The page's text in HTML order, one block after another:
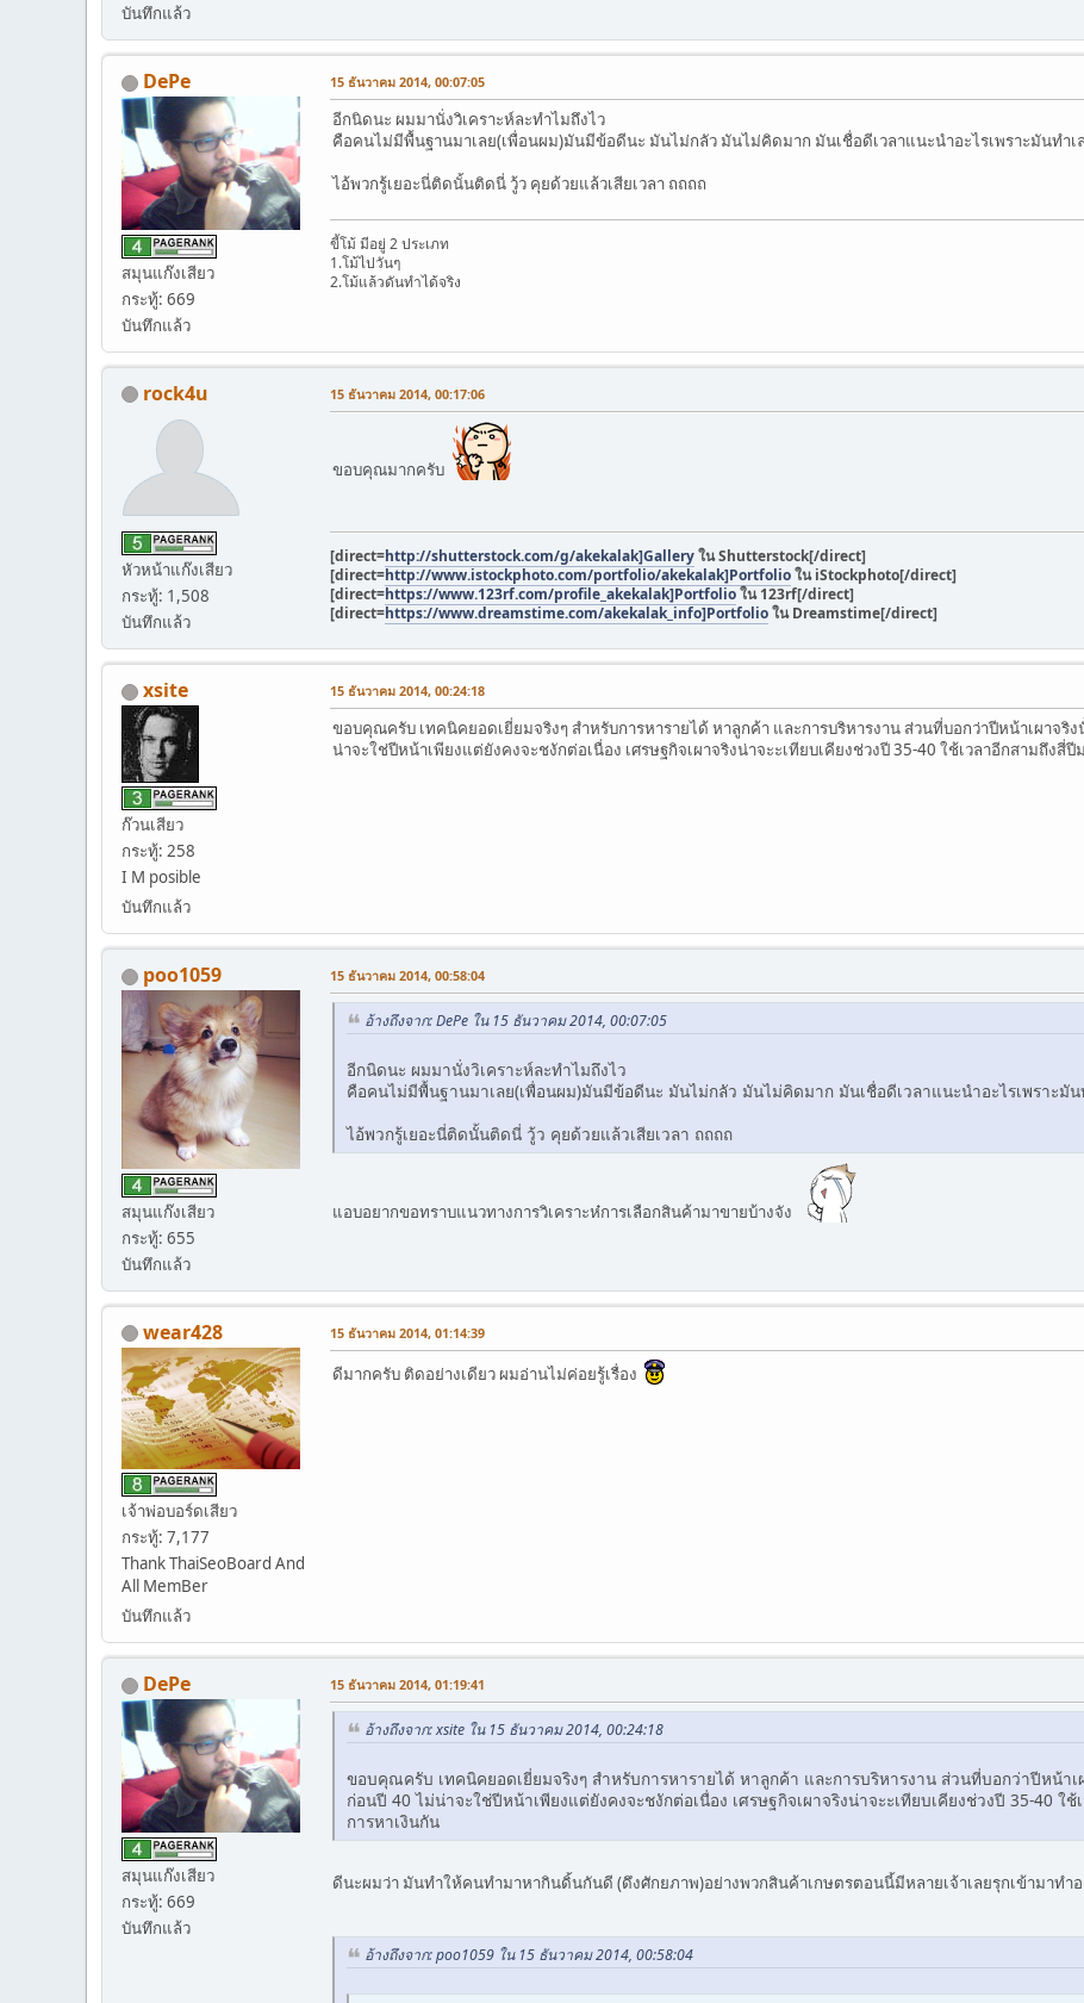
บันทึกแล้ว
DePe
สมุนแก๊งเสียว
กระทู้: 669
บันทึกแล้ว
15 ธันวาคม 2014, 00:07:05
อีกนิดนะ ผมมานั่งวิเคราะห์ละทำไมถึงไว
คือคนไม่มีพื้นฐานมาเลย(เพื่อนผม)มันมีข้อดีนะ มันไม่กลัว มันไม่คิดมาก มันเชื่อดีเวลาแนะนำอะไรเพราะมันทำเ
ไอ้พวกรู้เยอะนี่ติดนั้นติดนี่ วู้ว คุยด้วยแล้วเสียเวลา ถถถถ
ขี้โม้ มีอยู่ 2 ประเภท
1.โม้ไปวันๆ
2.โม้แล้วดันทำได้จริง
rock4u
หัวหน้าแก๊งเสียว
กระทู้: 1,508
บันทึกแล้ว
15 ธันวาคม 2014, 00:17:06
ขอบคุณมากครับ
[direct=http://shutterstock.com/g/akekalak]Galleryใน Shutterstock[/direct]
[direct=http://www.istockphoto.com/portfolio/akekalak]Portfolioใน iStockphoto[/direct]
[direct=https://www.123rf.com/profile_akekalak]Portfolioใน 123rf[/direct]
[direct=https://www.dreamstime.com/akekalak_info]Portfolioใน Dreamstime[/direct]
xsite
ก๊วนเสียว
กระทู้: 258
I M posible
บันทึกแล้ว
15 ธันวาคม 2014, 00:24:18
ขอบคุณครับ เทคนิคยอดเยี่ยมจริงๆ สำหรับการหารายได้ หาลูกค้า และการบริหารงาน ส่วนที่บอกว่าปีหน้าเผาจ
น่าจะใช่ปีหน้าเพียงแต่ยังคงจะชงักต่อเนื่อง เศรษฐกิจเผาจริงน่าจะะเทียบเคียงช่วงปี 35-40 ใช้เวลาอีกสามถึงสี่
poo1059
สมุนแก๊งเสียว
กระทู้: 655
บันทึกแล้ว
15 ธันวาคม 2014, 00:58:04
อ้างถึงจาก: DePe ใน 15 ธันวาคม 2014, 00:07:05
อีกนิดนะ ผมมานั่งวิเคราะห์ละทำไมถึงไว
คือคนไม่มีพื้นฐานมาเลย(เพื่อนผม)มันมีข้อดีนะ มันไม่กลัว มันไม่คิดมาก มันเชื่อดีเวลาแนะนำอะไรเพราะมัน
ไอ้พวกรู้เยอะนี่ติดนั้นติดนี่ วู้ว คุยด้วยแล้วเสียเวลา ถถถถ
แอบอยากขอทราบแนวทางการวิเคราะห๋การเลือกสินค้ามาขายบ้างจัง
wear428
เจ้าพ่อบอร์ดเสียว
กระทู้: 7,177
Thank ThaiSeoBoard And
All MemBer
บันทึกแล้ว
15 ธันวาคม 2014, 01:14:39
ดีมากครับ ติดอย่างเดียว ผมอ่านไม่ค่อยรู้เรื่อง
DePe
สมุนแก๊งเสียว
กระทู้: 669
บันทึกแล้ว
15 ธันวาคม 2014, 01:19:41
อ้างถึงจาก: xsite ใน 15 ธันวาคม 2014, 00:24:18
ขอบคุณครับ เทคนิคยอดเยี่ยมจริงๆ สำหรับการหารายได้ หาลูกค้า และการบริหารงาน ส่วนที่บอกว่าปีหน้า
ก่อนปี 40 ไม่น่าจะใช่ปีหน้าเพียงแต่ยังคงจะชงักต่อเนื่อง เศรษฐกิจเผาจริงน่าจะะเทียบเคียงช่วงปี 35-40
การหาเงินกัน
ดีนะผมว่า มันทำให้คนทำมาหากินดิ้นกันดี (ดึงศักยภาพ)อย่างพวกสินค้าเกษตรตอนนี้มีหลายเจ้าเลยรุกเข้ามาทำ
อ้างถึงจาก: poo1059 ใน 15 ธันวาคม 2014, 00:58:04